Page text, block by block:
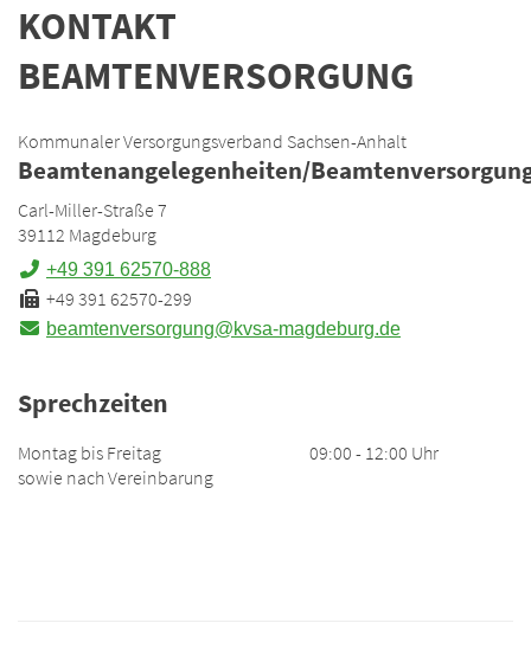
KONTAKT
BEAMTENVERSORGUNG
Kommunaler Versorgungsverband Sachsen-Anhalt
Beamtenangelegenheiten/
Carl-Miller-Straße 7
39112 Magdeburg
+49 391 62570-888
+49 391 62570-299
beamtenversorgung@kvsa-magdeburg.de
Sprechzeiten
Montag bis Freitag
09:00 - 12:00 Uhr
sowie nach Vereinbarung